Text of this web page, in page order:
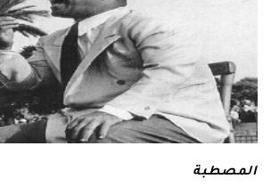
المصطبة